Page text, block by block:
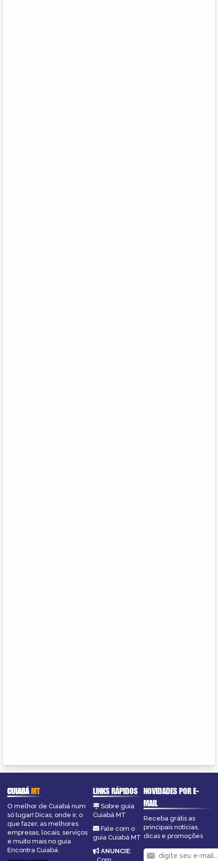
CUIABÁMT
O melhor de Cuiabá num
só lugar! Dicas, onde ir, o
que fazer, as melhores
empresas, locais, serviços
e muito mais no guia
Encontra Cuiabá.
LINKS RÁPIDOS
Sobre guia
Cuiabá MT
Fale com o
guia Cuiabá MT
ANUNCIE:
NOVIDADES POR E-
MAIL
Receba grátis as
principais notícias,
dicas e promoções